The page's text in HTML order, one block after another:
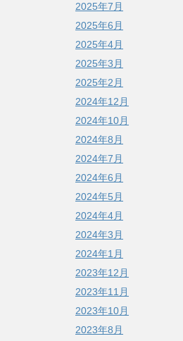
2025年7月
2025年6月
2025年4月
2025年3月
2025年2月
2024年12月
2024年10月
2024年8月
2024年7月
2024年6月
2024年5月
2024年4月
2024年3月
2024年1月
2023年12月
2023年11月
2023年10月
2023年8月